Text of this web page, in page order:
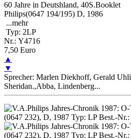
60 Jahre in Deutshland, 40S.Booklet
Philips(0647 194/195) D, 1986
...mehr
Typ: 2LP
Nr.: Y4716
7,50 Euro
▲
▼
Sprecher: Marlen Diekhoff, Gerald
Sheridan.,Abba, Lindenberg...